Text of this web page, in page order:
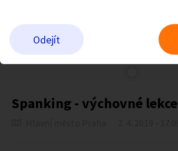
Přidat inzerát
Spanking - výchovné lekce
Odejít